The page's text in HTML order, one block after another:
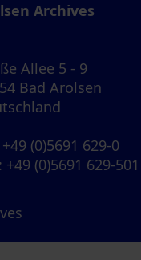
Archives
Allee 5 - 9
Bad Arolsen
(0)5691 629-0
: +49 (0)5691 629-501